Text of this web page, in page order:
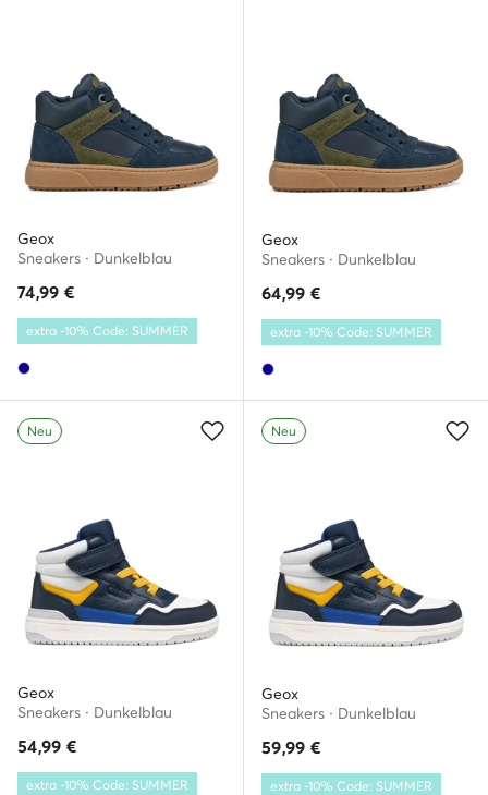
Geox
Sneakers · Dunkelblau
74,99 €
extra -10% Code: SUMMER
Geox
Sneakers · Dunkelblau
64,99 €
extra -10% Code: SUMMER
Neu
Geox
Sneakers · Dunkelblau
54,99 €
extra -10% Code: SUMMER
Neu
Geox
Sneakers · Dunkelblau
59,99 €
extra -10% Code: SUMMER